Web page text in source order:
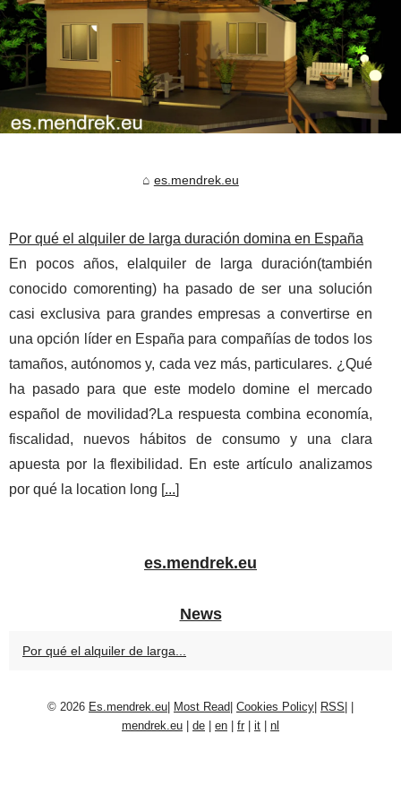
es.mendrek.eu
Por qué el alquiler de larga duración domina en España
En pocos años, elalquiler de larga duración(también
conocido comorenting) ha pasado de ser una solución
casi exclusiva para grandes empresas a convertirse en
una opción líder en España para compañías de todos los
tamaños, autónomos y, cada vez más, particulares. ¿Qué
ha pasado para que este modelo domine el mercado
español de movilidad?La respuesta combina economía,
fiscalidad, nuevos hábitos de consumo y una clara
apuesta por la flexibilidad. En este artículo analizamos
por qué la location long [...]
es.mendrek.eu
News
Por qué el alquiler de larga...
© 2026 Es.mendrek.eu Most Read Cookies Policy RSS
mendrek.eu
de en fr it nl